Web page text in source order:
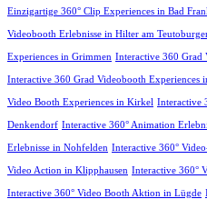
Einzigartige 360° Clip Experiences in Bad
Videobooth Erlebnisse in Hilter am
Experiences in Grimmen Interactive 360 Grad
Interactive 360 Grad Videobooth Experiences
Video Booth Experiences in Kirkel Interactive
Denkendorf Interactive 360° Animation
Erlebnisse in Nohfelden Interactive 360°
Video Action in Klipphausen Interactive 360°
Interactive 360° Video Booth Aktion in Lügde